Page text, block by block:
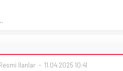
İlanlar 11.04.2025 10:41